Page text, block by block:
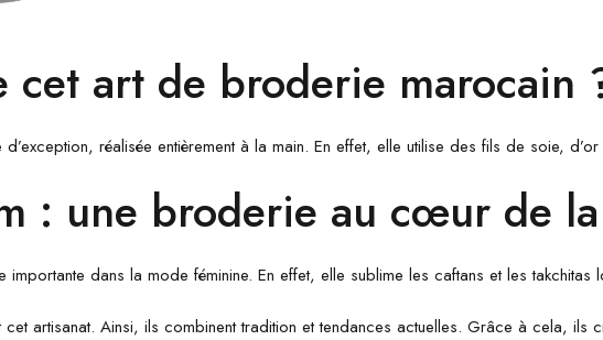
cet art de broderie marocain
réalisée entièrement à la main. En effet, elle utilise des fils de soie,
: une broderie au cœur de
importante dans la mode féminine. En effet, elle sublime les caftans et les
artisanat. Ainsi, ils combinent tradition et tendances actuelles. Grâce à cela, ils